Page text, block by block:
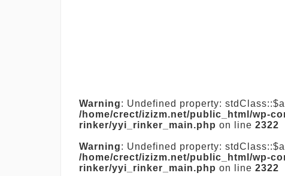
Warning: Undefined property:
/home/crect/izizm.net/public_html/wp-
rinker/yyi_rinker_main.php on line 2322
Warning: Undefined property:
/home/crect/izizm.net/public_html/wp-
rinker/yyi_rinker_main.php on line 2322